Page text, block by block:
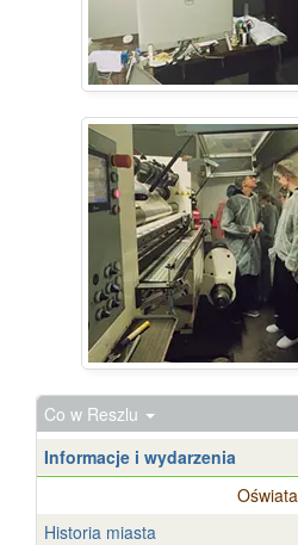
Co w Reszlu
Informacje i wydarzenia
Oświata
Historia miasta